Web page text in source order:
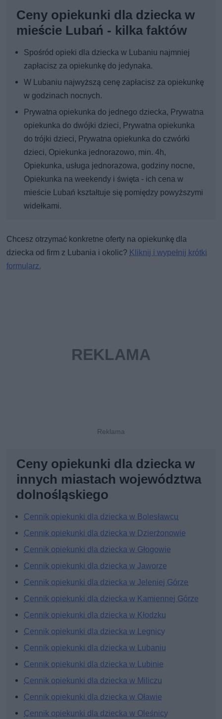
Ceny opiekunki dla dziecka w
mieście Lubań - kilka faktów
Spośród opieki dla dziecka w Lubaniu najmniej
zapłacisz za opiekunkę do jedynaka.
W Lubaniu najwyższą cenę zapłacisz za opiekunkę
w godzinach nocnych.
Prywatna opiekunka do jednego dziecka, Prywatna
opiekunka do dwójki dzieci, Prywatna opiekunka
do trójki dzieci, Prywatna opiekunka do czwórki
dzieci, Opiekunka jednorazowo, min. 4h,
Opiekunka, usługa jednorazowa, godziny nocne,
Opiekunka na weekendy i święta - ich cena w
mieście Lubań kształtuje się pomiędzy powyższymi
widełkami.
Chcesz otrzymać konkretne oferty na opiekunkę dla
dziecka od firm z Lubania i okolic? Kliknij i wypełnij krótki
formularz.
Ceny opiekunki dla dziecka w
innych miastach województwa
dolnośląskiego
Cennik opiekunki dla dziecka w Bolesławcu
Cennik opiekunki dla dziecka w Dzierżonowie
Cennik opiekunki dla dziecka w Głogowie
Cennik opiekunki dla dziecka w Jaworze
Cennik opiekunki dla dziecka w Jeleniej Górze
Cennik opiekunki dla dziecka w Kamiennej Górze
Cennik opiekunki dla dziecka w Kłodzku
Cennik opiekunki dla dziecka w Legnicy
Cennik opiekunki dla dziecka w Lubaniu
Cennik opiekunki dla dziecka w Lubinie
Cennik opiekunki dla dziecka w Miliczu
Cennik opiekunki dla dziecka w Oławie
Cennik opiekunki dla dziecka w Oleśnicy